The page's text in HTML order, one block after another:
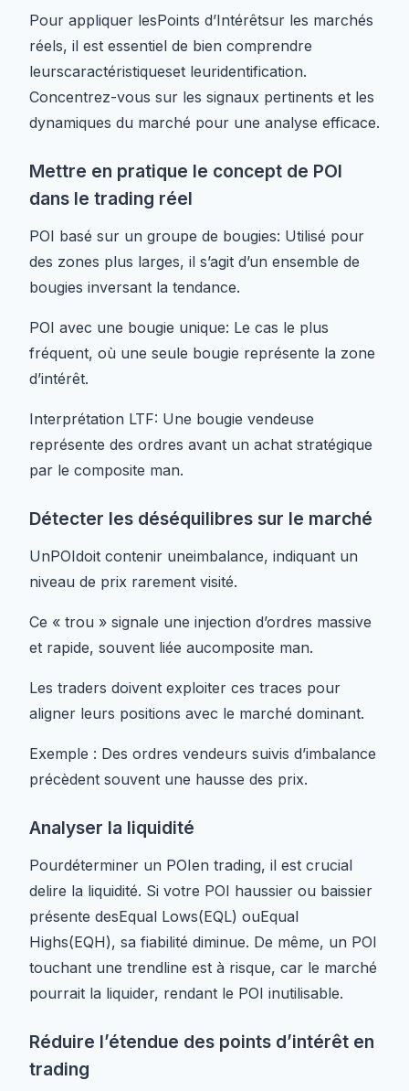
Pour appliquer lesPoints d’Intérêtsur les marchés
réels, il est essentiel de bien comprendre
leurscaractéristiqueset leuridentification.
Concentrez-vous sur les signaux pertinents et les
dynamiques du marché pour une analyse efficace.
Mettre en pratique le concept de POI
dans le trading réel
POI basé sur un groupe de bougies: Utilisé pour
des zones plus larges, il s’agit d’un ensemble de
bougies inversant la tendance.
POI avec une bougie unique: Le cas le plus
fréquent, où une seule bougie représente la zone
d’intérêt.
Interprétation LTF: Une bougie vendeuse
représente des ordres avant un achat stratégique
par le composite man.
Détecter les déséquilibres sur le marché
UnPOIdoit contenir uneimbalance, indiquant un
niveau de prix rarement visité.
Ce « trou » signale une injection d’ordres massive
et rapide, souvent liée aucomposite man.
Les traders doivent exploiter ces traces pour
aligner leurs positions avec le marché dominant.
Exemple : Des ordres vendeurs suivis d’imbalance
précèdent souvent une hausse des prix.
Analyser la liquidité
Pourdéterminer un POIen trading, il est crucial
delire la liquidité. Si votre POI haussier ou baissier
présente desEqual Lows(EQL) ouEqual
Highs(EQH), sa fiabilité diminue. De même, un POI
touchant une trendline est à risque, car le marché
pourrait la liquider, rendant le POI inutilisable.
Réduire l’étendue des points d’intérêt en
trading